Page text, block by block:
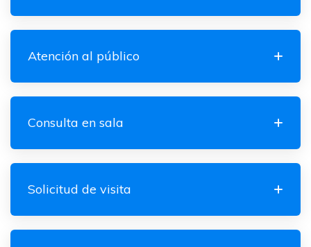
Atención al público
Consulta en sala
Solicitud de visita